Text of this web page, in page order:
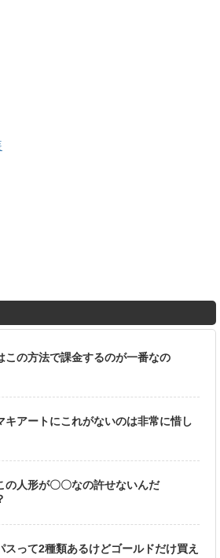
この方法で課金するのが一番なの
キアートにこれがないのは非常に惜し
の人形が〇〇なの許せないんだ
スって2種類あるけどゴールドだけ買え